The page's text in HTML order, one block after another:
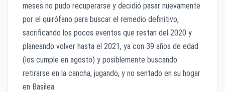
meses no pudo recuperarse y decidió pasar nuevamente
por el quirófano para buscar el remedio definitivo,
sacrificando los pocos eventos que restan del 2020 y
planeando volver hasta el 2021, ya con 39 años de edad
(los cumple en agosto) y posiblemente buscando
retirarse en la cancha, jugando, y no sentado en su hogar
en Basilea.